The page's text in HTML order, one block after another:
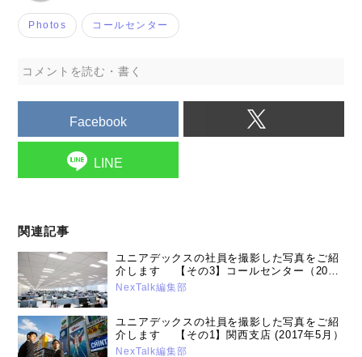
Photos コールセンター
コメントを読む・書く
Facebook
LINE
関連記事
ユニアデックスの社員を撮影した写真をご紹
介します 【その3】コールセンター（2017
年10 月2日号）
NexTalk編集部
ユニアデックスの社員を撮影した写真をご紹
介します 【その1】関西支店 (2017年5月）
NexTalk編集部